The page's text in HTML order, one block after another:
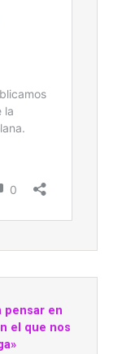
pensar en
el que nos